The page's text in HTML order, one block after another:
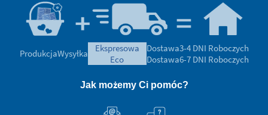
ProdukcjaWysyłka
ekspresowa
eco
Dostawa3-4 DNI Roboczych
Dostawa6-7 DNI Roboczych
Jak możemy Ci pomóc?